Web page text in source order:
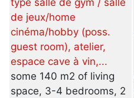
type salle de gym / salle
de jeux/home
cinéma/hobby (poss.
guest room), atelier,
espace cave à vin,...
some 140 m2 of living
space, 3-4 bedrooms, 2